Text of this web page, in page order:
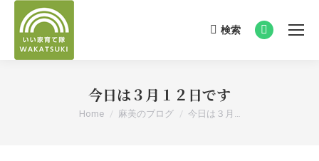
Search:
検索
Facebook
今日は３月１２日です
You are here:
Home 麻美のブログ 今日は３月…